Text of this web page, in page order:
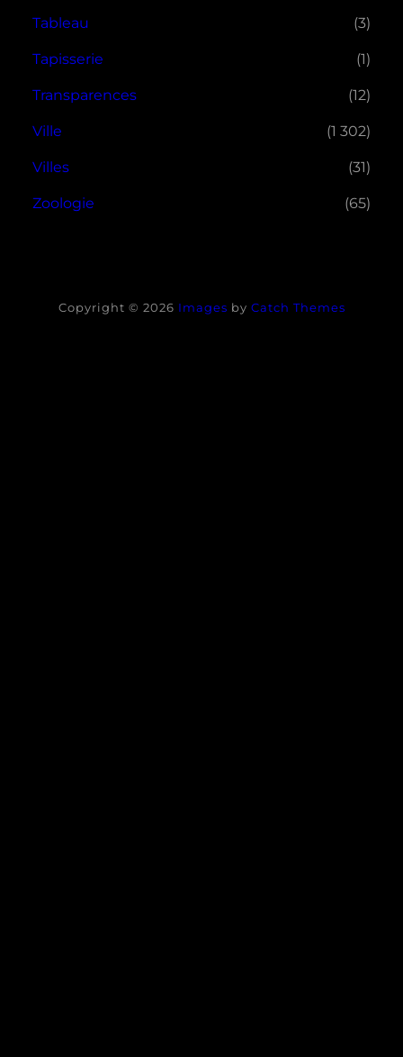
Tableau (3)
Tapisserie (1)
Transparences (12)
Ville (1 302)
Villes (31)
Zoologie (65)
Copyright © 2026 Images by Catch Themes